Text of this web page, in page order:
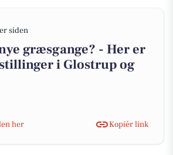
siden
græsgange? - Her er
i Glostrup og
her
Kopiér link